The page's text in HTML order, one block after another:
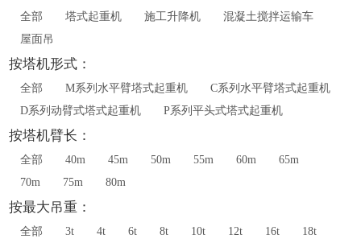
全部 塔式起重机 施工升降机
混凝土搅拌运输车
屋面吊
按塔机形式：
全部 M系列水平臂塔式起重机
C系列水平臂塔式起重机
D系列动臂式塔式起重机
P系列平头式塔式起重机
按塔机臂长：
全部 40m 45m 50m 55m 60m
65m
70m
75m 80m
按最大吊重：
全部 3t 4t 6t 8t 10t 12t 16t
18t